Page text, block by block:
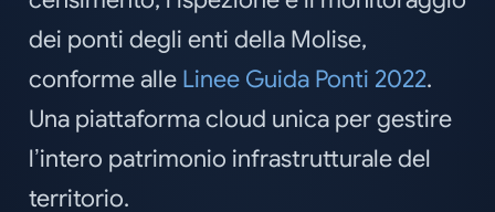
dei ponti degli enti della Molise,
conforme alle Linee Guida Ponti 2022.
Una piattaforma cloud unica per gestire
l’intero patrimonio infrastrutturale del
territorio.